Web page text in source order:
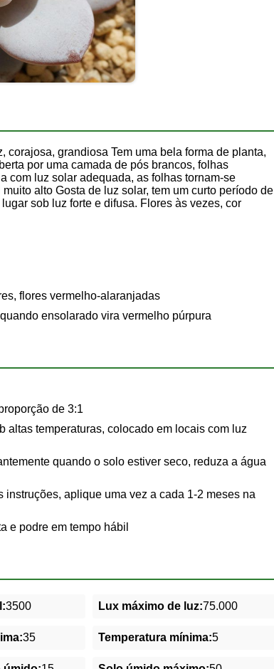
corajosa, grandiosa Tem uma bela forma de planta,
por uma camada de pós brancos, folhas
com luz solar adequada, as folhas tornam-se
alto Gosta de luz solar, tem um curto período de
sob luz forte e difusa. Flores às vezes, cor
flores vermelho-alaranjadas
ensolarado vira vermelho púrpura
de 3:1
altas temperaturas, colocado em locais com luz
quando o solo estiver seco, reduza a água
instruções, aplique uma vez a cada 1-2 meses na
e podre em tempo hábil
3500 Lux máximo de luz:75.000
35 Temperatura mínima:5